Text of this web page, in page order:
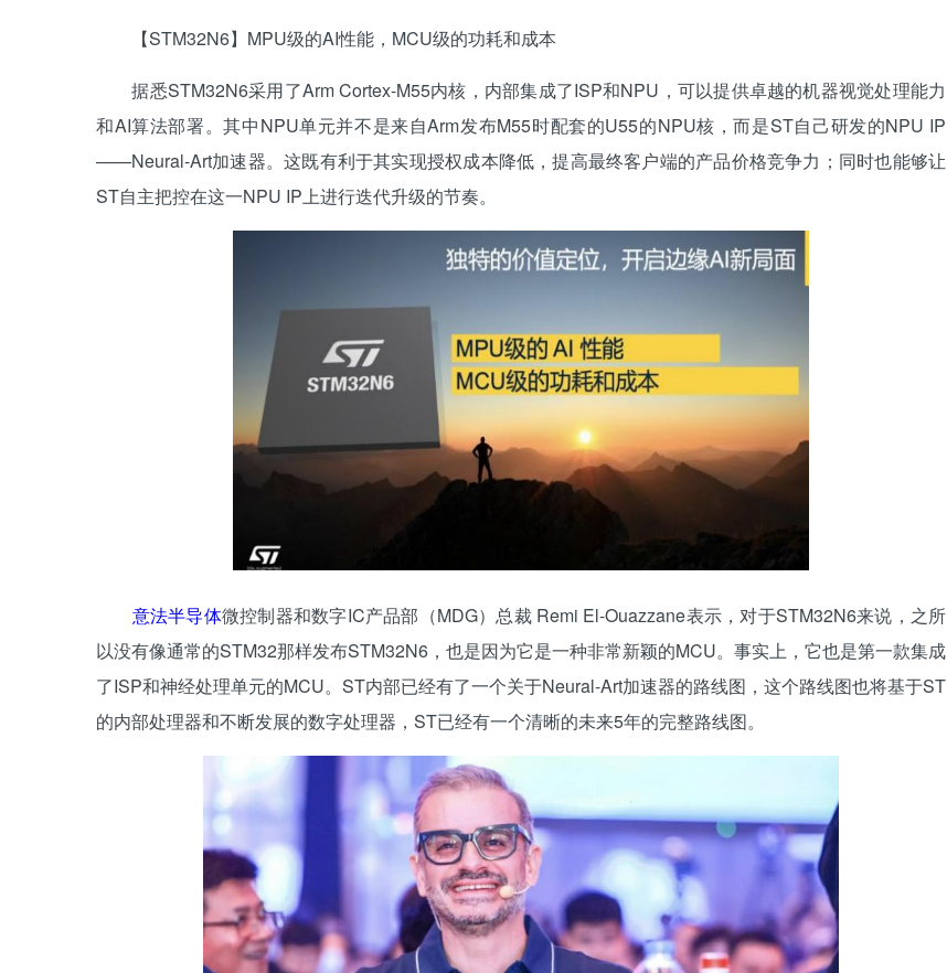
【STM32N6】MPU级的AI性能，MCU级的功耗和成本
据悉STM32N6采用了Arm Cortex-M55内核，内部集成了ISP和NPU，可以提供卓越的机器视觉处理能力
和AI算法部署。其中NPU单元并不是来自Arm发布M55时配套的U55的NPU核，而是ST自己研发的NPU IP
——Neural-Art加速器。这既有利于其实现授权成本降低，提高最终客户端的产品价格竞争力；同时也能够让
ST自主把控在这一NPU IP上进行迭代升级的节奏。
意法半导体微控制器和数字IC产品部（MDG）总裁 Remi El-Ouazzane表示，对于STM32N6来说，之所
以没有像通常的STM32那样发布STM32N6，也是因为它是一种非常新颖的MCU。事实上，它也是第一款集成
了ISP和神经处理单元的MCU。ST内部已经有了一个关于Neural-Art加速器的路线图，这个路线图也将基于ST
的内部处理器和不断发展的数字处理器，ST已经有一个清晰的未来5年的完整路线图。